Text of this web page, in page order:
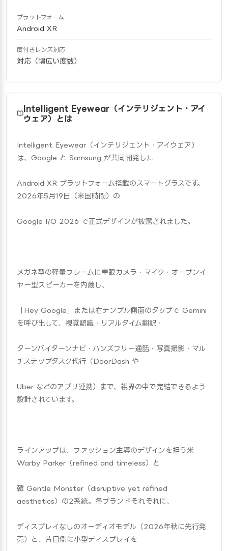
プラットフォーム
Android XR
度付きレンズ対応
対応（幅広い度数）
Intelligent Eyewear（インテリジェント・アイ
ウェア）とは
Intelligent Eyewear（インテリジェント・アイウェア）
は、Google と Samsung が共同開発した
Android XR プラットフォーム搭載のスマートグラスです。
2026年5月19日（米国時間）の
Google I/O 2026 で正式デザインが披露されました。
メガネ型の軽量フレームに単眼カメラ・マイク・オープンイ
ヤー型スピーカーを内蔵し、
「Hey Google」または右テンプル側面のタップで Gemini
を呼び出して、視覚認識・リアルタイム翻訳・
ターンバイターンナビ・ハンズフリー通話・写真撮影・マル
チステップタスク代行（DoorDash や
Uber などのアプリ連携）まで、視界の中で完結できるよう
設計されています。
ラインアップは、ファッション主導のデザインを担う米
Warby Parker（refined and timeless）と
韓 Gentle Monster（disruptive yet refined
aesthetics）の2系統。各ブランドそれぞれに、
ディスプレイなしのオーディオモデル（2026年秋に先行発
売）と、片目側に小型ディスプレイを